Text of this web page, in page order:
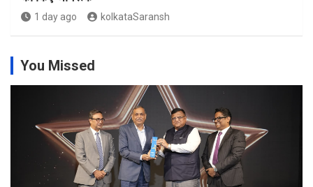
1 day ago kolkataSaransh
You Missed